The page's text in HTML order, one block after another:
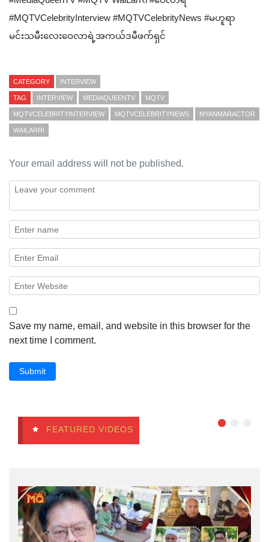
#MQTVCelebrityInterview #MQTVCelebrityNews #မဟူရာ
မင်းသမီးလေးဝေလာရဲ့အကယ်ဒမီဖက်ရှင်
CATEGORY INTERVIEW
TAG INTERVIEW MEDIAQUEENTV MQTV
MQTVCELEBRITYINTERVIEW MQTVCELEBRITYNEWS MYANMARACTOR
WAILARRI
Your email address will not be published.
Save my name, email, and website in this browser for the
next time I comment.
Submit
FEATURED VIDEOS